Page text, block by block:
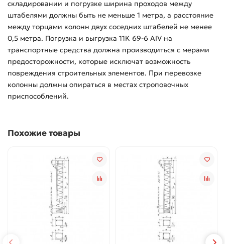
складировании и погрузке ширина проходов между
штабелями должны быть не меньше 1 метра, а расстояние
между торцами колонн двух соседних штабелей не менее
0,5 метра. Погрузка и выгрузка 11К 69-6 АIV на
транспортные средства должна производиться с мерами
предосторожности, которые исключат возможность
повреждения строительных элементов. При перевозке
колонны должны опираться в местах строповочных
приспособлений.
Похожие товары